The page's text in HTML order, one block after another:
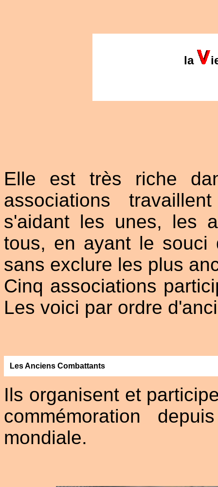
la
Elle est très riche
associations
s'aidant les unes, les
tous, en ayant le souci
sans exclure les plus
Cinq associations
Les voici par ordre
Les Anciens Combattants
Ils organisent et
commémoration
mondiale.